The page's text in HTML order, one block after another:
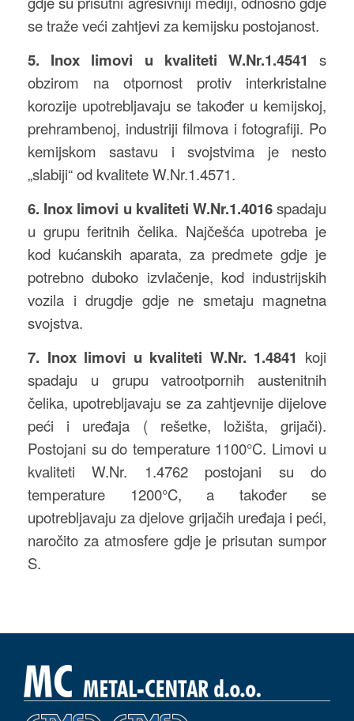
se traže veći zahtjevi za kemijsku postojanost.
5. Inox limovi u kvaliteti W.Nr.1.4541
s
obzirom na otpornost protiv interkristalne
korozije upotrebljavaju se također u kemijskoj,
prehrambenoj, industriji filmova i fotografiji. Po
kemijskom sastavu i svojstvima je nesto
„slabiji“ od kvalitete W.Nr.1.4571.
6. Inox limovi u kvaliteti W.Nr.1.4016spadaju
u grupu feritnih čelika. Najčešća upotreba je
kod kućanskih aparata, za predmete gdje je
potrebno duboko izvlačenje, kod industrijskih
vozila i drugdje gdje ne smetaju magnetna
svojstva.
7. Inox limovi u kvaliteti W.Nr. 1.4841 koji
spadaju u grupu vatrootpornih austenitnih
čelika, upotrebljavaju se za zahtjevnije dijelove
peći i uređaja ( rešetke, ložišta, grijači).
Postojani su do temperature 1100°C. Limovi u
kvaliteti W.Nr. 1.4762 postojani su do
temperature 1200°C, a također se
upotrebljavaju za djelove grijačih uređaja i peći,
naročito za atmosfere gdje je prisutan sumpor
S.